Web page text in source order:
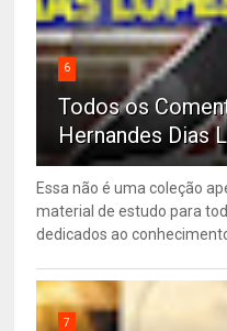
6
Todos os
Hernandes Dias
Essa não é uma coleção
material de estudo para
dedicados ao
7